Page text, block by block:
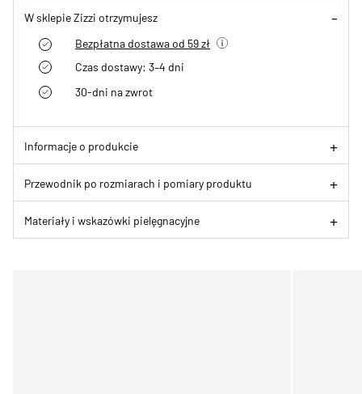
W sklepie Zizzi otrzymujesz
Bezpłatna dostawa od 59 zł
Czas dostawy: 3–4 dni
30-dni na zwrot
Informacje o produkcie
Przewodnik po rozmiarach i pomiary produktu
Materiały i wskazówki pielęgnacyjne